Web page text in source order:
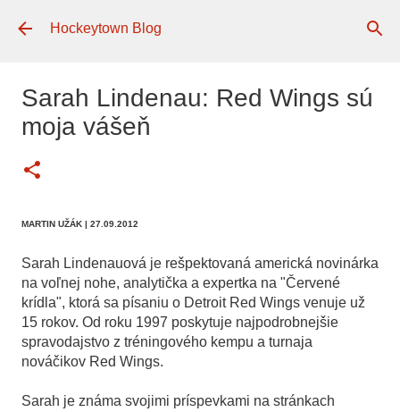
Preskočiť na hlavný obsah
Hockeytown Blog
Sarah Lindenau: Red Wings sú
moja vášeň
MARTIN UŽÁK | 27.09.2012
Sarah Lindenauová je rešpektovaná americká novinárka
na voľnej nohe, analytička a expertka na "Červené
krídla", ktorá sa písaniu o Detroit Red Wings venuje už
15 rokov. Od roku 1997 poskytuje najpodrobnejšie
spravodajstvo z tréningového kempu a turnaja
nováčikov Red Wings.
Sarah je známa svojimi príspevkami na stránkach